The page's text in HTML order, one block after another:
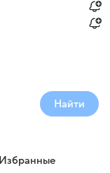
Найти
Избранные